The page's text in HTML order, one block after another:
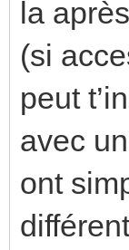
la
(si
peut
avec
ont